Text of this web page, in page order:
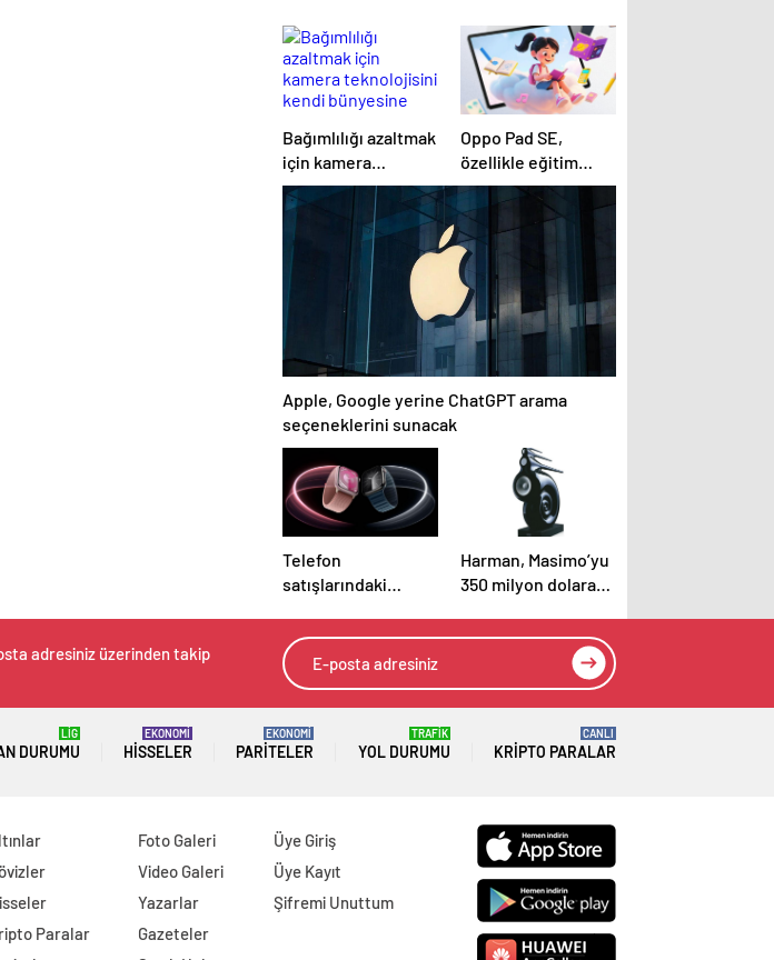
Bağımlılığı azaltmak
için kamera
teknolojisini kendi
bünyesine taşıyor
Oppo Pad SE,
özellikle eğitim
odaklı kullanımlar
için tasarlandı
Apple, Google yerine ChatGPT arama
seçeneklerini sunacak
Telefon
satışlarındaki
pazarında göremedi
Harman, Masimo’yu
350 milyon dolara
duyurdu
adresiniz üzerinden takip
DURUMU
LİG
HISSELER
EKONOMİ
PARITELER
EKONOMİ
YOL DURUMU
TRAFİK
KRIPTO PARALAR
CANLI
Paralar
Foto Galeri
Video Galeri
Yazarlar
Gazeteler
Üye Giriş
Üye Kayıt
Şifremi Unuttum